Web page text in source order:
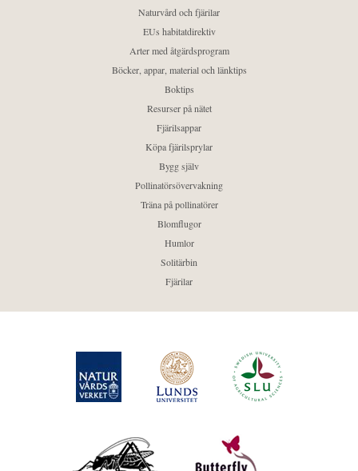
Naturvård och fjärilar
EUs habitatdirektiv
Arter med åtgärdsprogram
Böcker, appar, material och länktips
Boktips
Resurser på nätet
Fjärilsappar
Köpa fjärilsprylar
Bygg själv
Pollinatörsövervakning
Träna på pollinatörer
Blomflugor
Humlor
Solitärbin
Fjärilar